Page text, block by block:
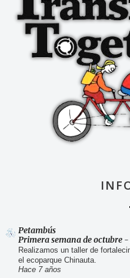
Petambús
Primera semana de octubre -
Realizamos un taller de
el ecoparque Chinauta.
Hace 7 años